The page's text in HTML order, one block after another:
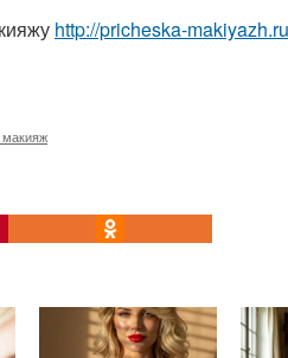
http://pricheska-